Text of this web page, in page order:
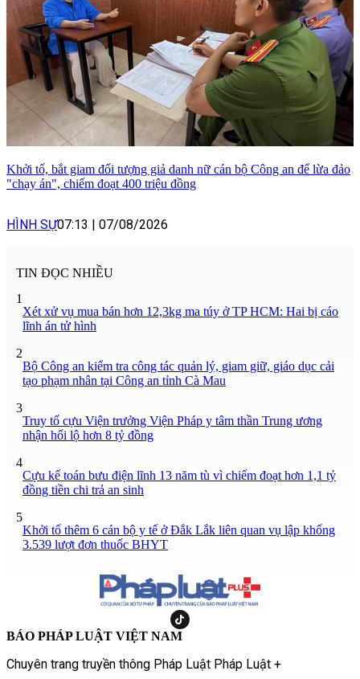
Khởi tố, bắt giam đối tượng giả danh nữ cán bộ Công an để lừa đảo
"chạy án", chiếm đoạt 400 triệu đồng
HÌNH SỰ07:13 | 07/08/2026
TIN ĐỌC NHIỀU
1
Xét xử vụ mua bán hơn 12,3kg ma túy ở TP HCM: Hai bị cáo
lĩnh án tử hình
2
Bộ Công an kiểm tra công tác quản lý, giam giữ, giáo dục cải
tạo phạm nhân tại Công an tỉnh Cà Mau
3
Truy tố cựu Viện trưởng Viện Pháp y tâm thần Trung ương
nhận hối lộ hơn 8 tỷ đồng
4
Cựu kế toán bưu điện lĩnh 13 năm tù vì chiếm đoạt hơn 1,1 tỷ
đồng tiền chi trả an sinh
5
Khởi tố thêm 6 cán bộ y tế ở Đắk Lắk liên quan vụ lập khống
3.539 lượt đơn thuốc BHYT
BÁO PHÁP LUẬT VIỆT NAM
Chuyên trang truyền thông Pháp Luật Pháp Luật +